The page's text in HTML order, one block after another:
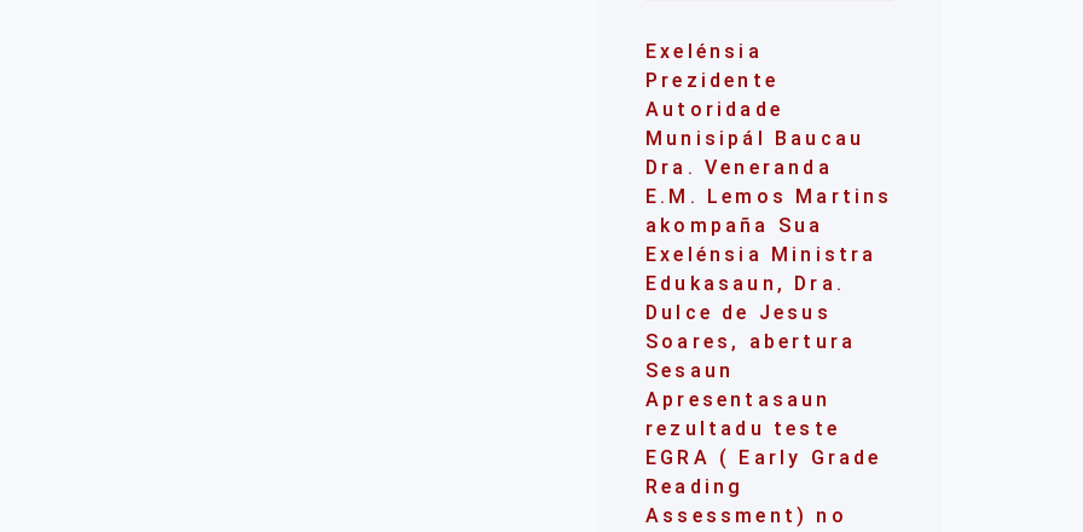
Exelénsia
Prezidente
Autoridade
Munisipál Baucau
Dra. Veneranda
E.M. Lemos Martins
akompaña Sua
Exelénsia Ministra
Edukasaun, Dra.
Dulce de Jesus
Soares, abertura
Sesaun
Apresentasaun
rezultadu teste
EGRA ( Early Grade
Reading
Assessment) no